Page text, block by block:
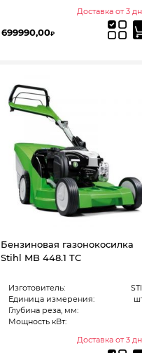
Доставка от 3
699990,00₽
Бензиновая газонокосилка
Stihl MB 448.1 TC
Изготовитель:
Единица измерения:
Глубина реза, мм:
Мощность кВт:
Доставка от 3